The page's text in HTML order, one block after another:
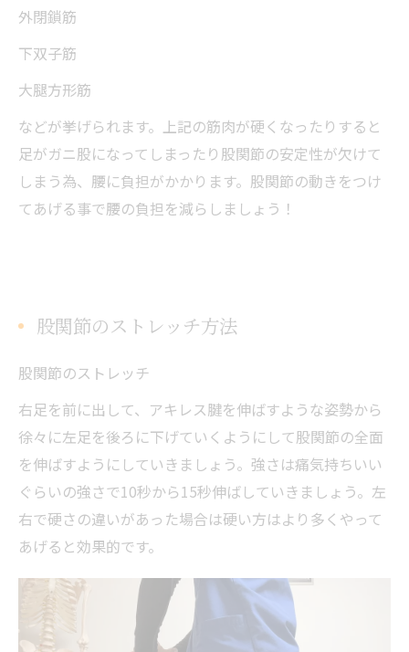
外閉鎖筋
下双子筋
大腿方形筋
などが挙げられます。上記の筋肉が硬くなったりすると
足がガニ股になってしまったり股関節の安定性が欠けて
しまう為、腰に負担がかかります。股関節の動きをつけ
てあげる事で腰の負担を減らしましょう！
股関節のストレッチ方法
股関節のストレッチ
右足を前に出して、アキレス腱を伸ばすような姿勢から
徐々に左足を後ろに下げていくようにして股関節の全面
を伸ばすようにしていきましょう。強さは痛気持ちいい
ぐらいの強さで10秒から15秒伸ばしていきましょう。左
右で硬さの違いがあった場合は硬い方はより多くやって
あげると効果的です。